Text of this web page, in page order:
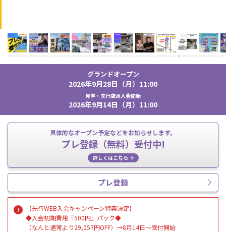
グランドオープン
2026年9月28日（月）11:00
見学・先行店頭入会開始
2026年9月14日（月）11:00
具体的なオープン予定などをお知らせします。
プレ登録（無料）受付中!
詳しくはこちら
プレ登録
【先行WEB入会キャンペーン特典決定】
◆入会初期費用『500円』パック◆
（なんと通常より29,057円OFF）→8月14日〜受付開始